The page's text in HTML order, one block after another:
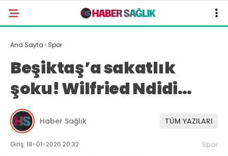
Ana Sayfa › Spor
Beşiktaş’a sakatlık
şoku! Wilfried Ndidi…
Haber Sağlık TÜM YAZILARI
Giriş: 18-01-2026 20:32 Spor